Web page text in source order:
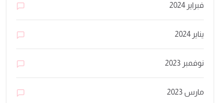
فبراير 2024
يناير 2024
نوفمبر 2023
مارس 2023